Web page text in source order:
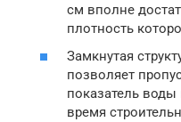
см вполне
плотность
Замкнутая
позволяет
показатель
время